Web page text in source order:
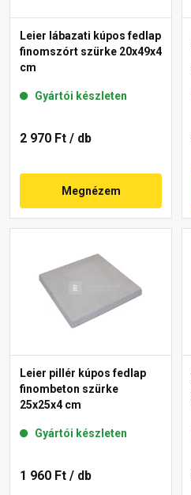
Leier lábazati kúpos fedlap
finomszórt szürke 20x49x4
cm
Gyártói készleten
2 970 Ft / db
Megnézem
Leier pillér kúpos fedlap
finombeton szürke
25x25x4 cm
Gyártói készleten
1 960 Ft / db